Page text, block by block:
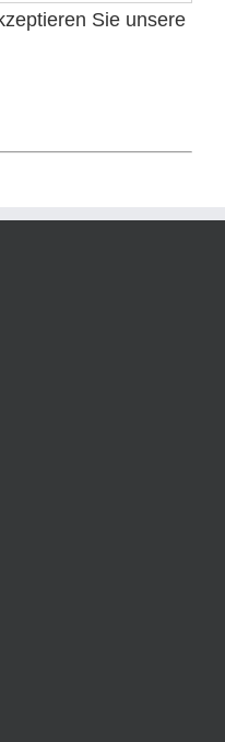
Sie unsere